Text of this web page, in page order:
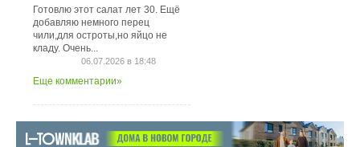
Готовлю этот салат лет 30. Ещё
добавляю немного перец
чили,для остроты,но яйцо не
кладу. Очень...
06.07.2026 в 18:48
Еще комментарии»